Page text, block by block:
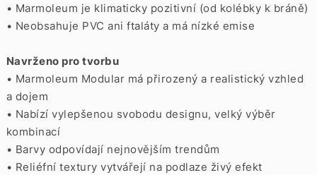
• Marmoleum je klimaticky pozitivní (od kolébky k bráně)
• Neobsahuje PVC ani ftaláty a má nízké emise
Navrženo pro tvorbu
• Marmoleum Modular má přirozený a realistický vzhled
a dojem
• Nabízí vylepšenou svobodu designu, velký výběr
kombinací
• Barvy odpovídají nejnovějším trendům
• Reliéfní textury vytvářejí na podlaze živý efekt